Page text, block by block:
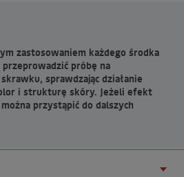
zastosowaniem każdego środka
próbę na
sprawdzając działanie
i strukturę skóry. Jeżeli efekt
przystąpić do dalszych